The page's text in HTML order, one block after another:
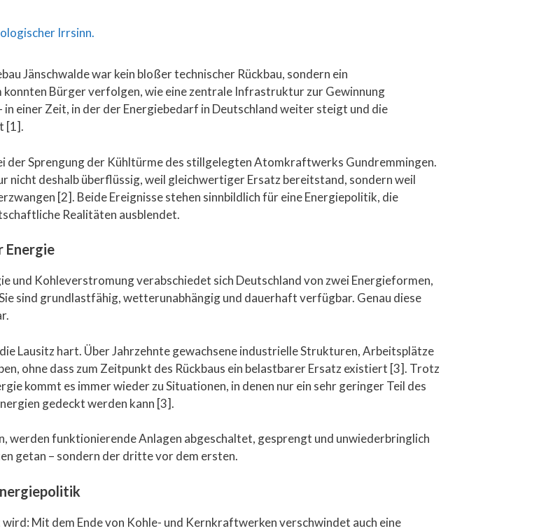
Jänschwalde war kein bloßer technischer Rückbau, sondern ein
Bürger verfolgen, wie eine zentrale Infrastruktur zur Gewinnung
einer Zeit, in der der Energiebedarf in Deutschland weiter steigt und die
[1].
der Sprengung der Kühltürme des stillgelegten Atomkraftwerks Gundremmingen.
deshalb überflüssig, weil gleichwertiger Ersatz bereitstand, sondern weil
[2]. Beide Ereignisse stehen sinnbildlich für eine Energiepolitik, die
Realitäten ausblendet.
Energie
und Kohleverstromung verabschiedet sich Deutschland von zwei Energieformen,
sind grundlastfähig, wetterunabhängig und dauerhaft verfügbar. Genau diese
Lausitz hart. Über Jahrzehnte gewachsene industrielle Strukturen, Arbeitsplätze
ohne dass zum Zeitpunkt des Rückbaus ein belastbarer Ersatz existiert [3]. Trotz
kommt es immer wieder zu Situationen, in denen nur ein sehr geringer Teil des
gedeckt werden kann [3].
funktionierende Anlagen abgeschaltet, gesprengt und unwiederbringlich
getan – sondern der dritte vor dem ersten.
Mit dem Ende von Kohle- und Kernkraftwerken verschwindet auch eine